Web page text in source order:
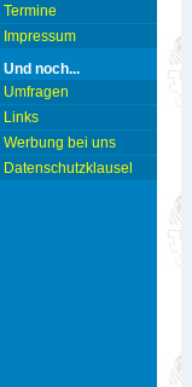
Termine
Impressum
Und noch...
Umfragen
Links
Werbung bei uns
Datenschutzklausel